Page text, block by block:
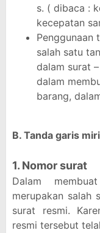
s. ( dibaca :
kecepatan
Penggunaan
salah satu
dalam surat
dalam
barang,
B. Tanda garis
1. Nomor surat
Dalam
merupakan salah
surat resmi.
resmi tersebut